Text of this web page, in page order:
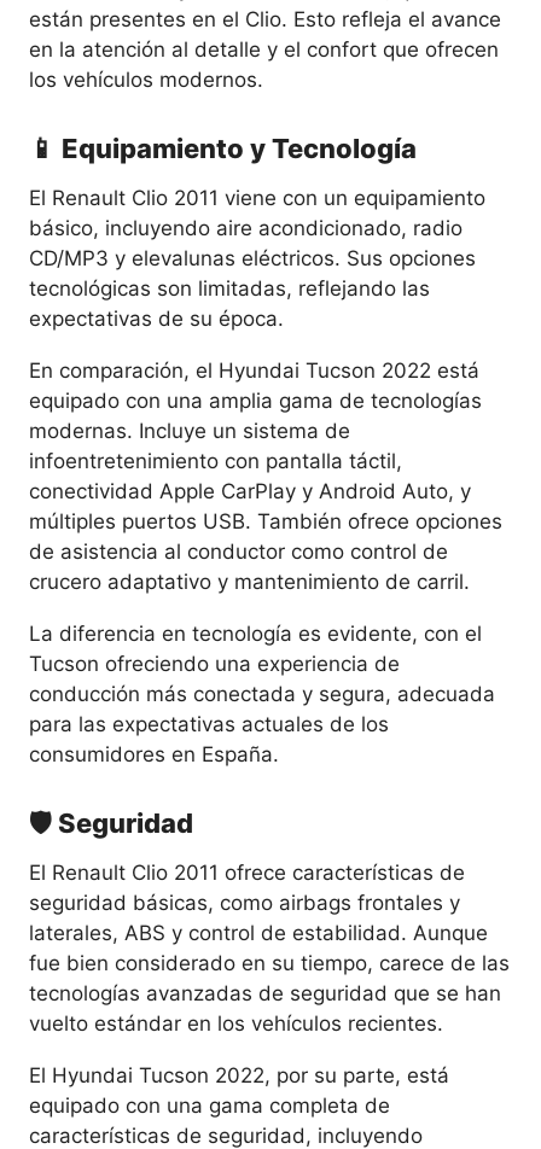
están presentes en el Clio. Esto refleja el avance
en la atención al detalle y el confort que ofrecen
los vehículos modernos.
📱 Equipamiento y Tecnología
El Renault Clio 2011 viene con un equipamiento
básico, incluyendo aire acondicionado, radio
CD/MP3 y elevalunas eléctricos. Sus opciones
tecnológicas son limitadas, reflejando las
expectativas de su época.
En comparación, el Hyundai Tucson 2022 está
equipado con una amplia gama de tecnologías
modernas. Incluye un sistema de
infoentretenimiento con pantalla táctil,
conectividad Apple CarPlay y Android Auto, y
múltiples puertos USB. También ofrece opciones
de asistencia al conductor como control de
crucero adaptativo y mantenimiento de carril.
La diferencia en tecnología es evidente, con el
Tucson ofreciendo una experiencia de
conducción más conectada y segura, adecuada
para las expectativas actuales de los
consumidores en España.
🛡️ Seguridad
El Renault Clio 2011 ofrece características de
seguridad básicas, como airbags frontales y
laterales, ABS y control de estabilidad. Aunque
fue bien considerado en su tiempo, carece de las
tecnologías avanzadas de seguridad que se han
vuelto estándar en los vehículos recientes.
El Hyundai Tucson 2022, por su parte, está
equipado con una gama completa de
características de seguridad, incluyendo